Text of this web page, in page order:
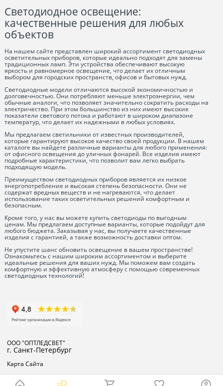
Светодиодное освещение:
качественные решения для любых
объектов
На нашем сайте представлен широкий ассортимент светодиодных
осветительных приборов, которые идеально подходят для замены
традиционных ламп. Эти устройства обеспечивают высокую
яркость и равномерное освещение, что делает их отличным
выбором для городских пространств, офисов и бытовых нужд.
Светодиодные модели отличаются высокой экономичностью и
долговечностью. Они потребляют меньше электроэнергии, чем
обычные аналоги, что позволяет значительно сократить расходы на
электричество. При этом большинство из них имеют высокие
показатели светового потока и работают в широком диапазоне
температур, что делает их надежными в любых условиях.
Мы предлагаем светильники от известных производителей,
которые гарантируют высокое качество своей продукции. В нашем
каталоге вы найдете различные варианты для любого применения:
от офисного освещения до уличных фонарей. Все изделия имеют
подробные характеристики, что позволит вам легко выбрать
подходящую модель.
Преимуществом светодиодных приборов является их низкое
энергопотребление и высокая степень безопасности. Они не
содержат вредных веществ и не нагреваются, что делает
использование таких осветительных решений комфортным и
безопасным.
Кроме того, у нас вы можете купить светодиоды по выгодным
ценам. Мы предлагаем доступные варианты, которые подойдут для
любого бюджета. Заказывая у нас, вы получаете качественные
изделия с гарантией, а также возможность доставки оптом.
Не упустите шанс обновить освещение в вашем пространстве!
Ознакомьтесь с нашим широким ассортиментом и выберите
идеальные решения для ваших нужд. Мы поможем вам создать
комфортную и эффективную атмосферу с помощью современных
светодиодных технологий!
ООО "ОПТЛЕДСВЕТ"
г. Санкт-Петербург
Карта Сайта